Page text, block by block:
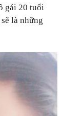
gái 20 tuổi
là những